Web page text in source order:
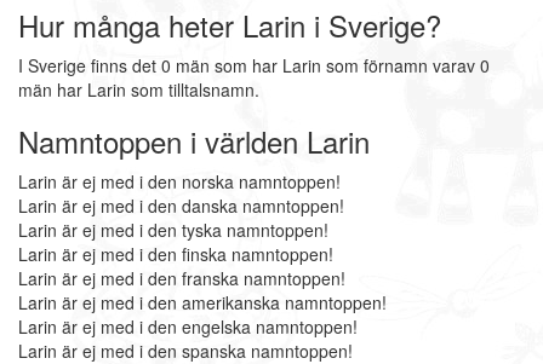
Hur många heter Larin i Sverige?
I Sverige finns det 0 män som har Larin som förnamn varav 0
män har Larin som tilltalsnamn.
Namntoppen i världen Larin
Larin är ej med i den norska namntoppen!
Larin är ej med i den danska namntoppen!
Larin är ej med i den tyska namntoppen!
Larin är ej med i den finska namntoppen!
Larin är ej med i den franska namntoppen!
Larin är ej med i den amerikanska namntoppen!
Larin är ej med i den engelska namntoppen!
Larin är ej med i den spanska namntoppen!